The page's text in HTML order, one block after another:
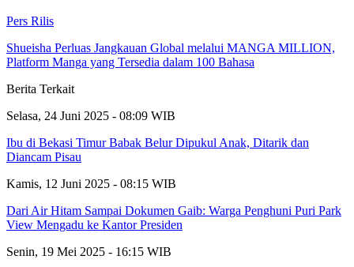
Pers Rilis
Shueisha Perluas Jangkauan Global melalui MANGA MILLION,
Platform Manga yang Tersedia dalam 100 Bahasa
Berita Terkait
Selasa, 24 Juni 2025 - 08:09 WIB
Ibu di Bekasi Timur Babak Belur Dipukul Anak, Ditarik dan
Diancam Pisau
Kamis, 12 Juni 2025 - 08:15 WIB
Dari Air Hitam Sampai Dokumen Gaib: Warga Penghuni Puri Park
View Mengadu ke Kantor Presiden
Senin, 19 Mei 2025 - 16:15 WIB